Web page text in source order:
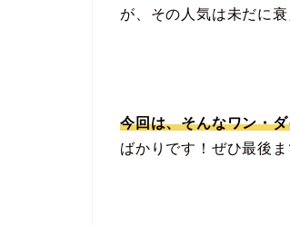
が、その人気は未だに衰
今回は、そんなワン・
ばかりです！ぜひ最後ま